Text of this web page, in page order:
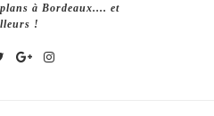
à Bordeaux.... et
!